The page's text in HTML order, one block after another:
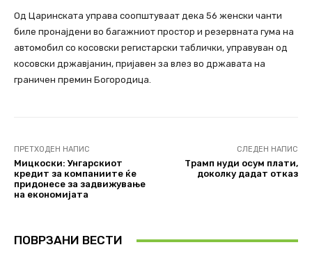
Од Царинската управа соопштуваат дека 56 женски чанти
биле пронајдени во багажниот простор и резервната гума на
автомобил со косовски регистарски таблички, управуван од
косовски државјанин, пријавен за влез во државата на
граничен премин Богородица.
ПРЕТХОДЕН НАПИС
Мицкоски: Унгарскиот
кредит за компаниите ќе
придонесе за задвижување
на економијата
СЛЕДЕН НАПИС
Трамп нуди осум плати,
доколку дадат отказ
ПОВРЗАНИ ВЕСТИ